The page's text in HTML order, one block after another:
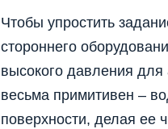
Чтобы упростить
стороннего
высокого давления
весьма примитивен –
поверхности, делая ее